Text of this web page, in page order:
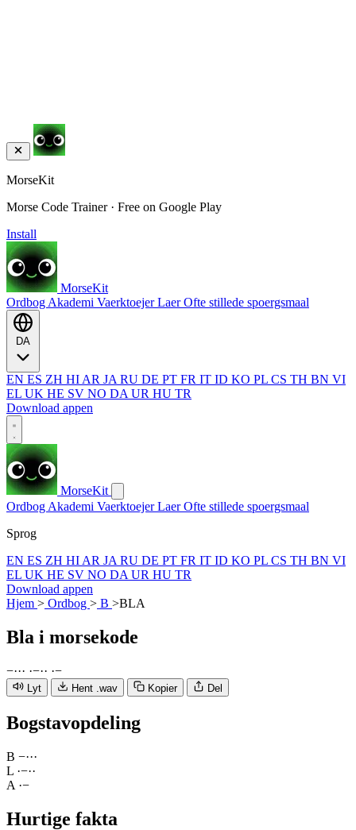
MorseKit
Morse Code Trainer · Free on Google Play
Install
MorseKit
Ordbog Akademi VaerktoejerLaerOfte stillede spoergsmaal
EN ES ZH HI AR JA RU DE PT FR IT ID KO PL CS TH BN VI
EL UK HE SV NO DA UR HU TR
Download appen
MorseKit
Ordbog Akademi VaerktoejerLaerOfte stillede spoergsmaal
Sprog
EN ES ZH HI AR JA RU DE PT FR IT ID KO PL CS TH BN VI
EL UK HE SV NO DA UR HU TR
Download appen
Hjem > Ordbog > B >BLA
Bla i morsekode
−··· ·−·· ·−
Lyt Hent .wav Kopier Del
Bogstavopdeling
B −···
L ·−··
A ·−
Hurtige fakta